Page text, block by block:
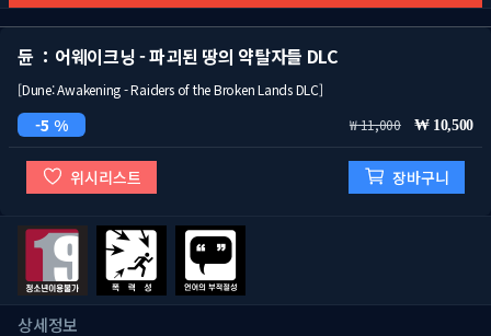
듄 ：어웨이크닝 - 파괴된 땅의 약탈자들 DLC
[Dune: Awakening - Raiders of the Broken Lands DLC]
5 % 11,000 10,500
위시리스트 장바구니
상세정보